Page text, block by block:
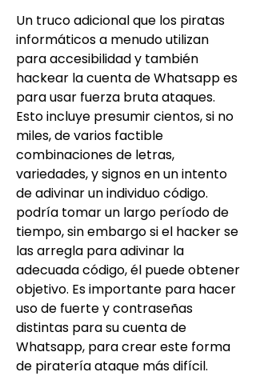
Un truco adicional que los piratas
informáticos a menudo utilizan
para accesibilidad y también
hackear la cuenta de Whatsapp es
para usar fuerza bruta ataques.
Esto incluye presumir cientos, si no
miles, de varios factible
combinaciones de letras,
variedades, y signos en un intento
de adivinar un individuo código.
podría tomar un largo período de
tiempo, sin embargo si el hacker se
las arregla para adivinar la
adecuada código, él puede obtener
objetivo. Es importante para hacer
uso de fuerte y contraseñas
distintas para su cuenta de
Whatsapp, para crear este forma
de piratería ataque más difícil.